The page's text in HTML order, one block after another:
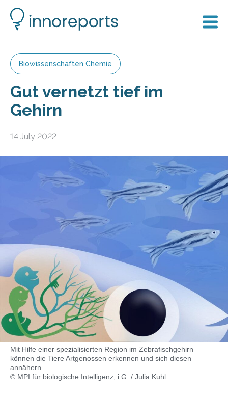
Biowissenschaften Chemie
Gut vernetzt tief im
Gehirn
14 July 2022
Mit Hilfe einer spezialisierten Region im Zebrafischgehirn
können die Tiere Artgenossen erkennen und sich diesen
annähern.
© MPI für biologische Intelligenz, i.G. / Julia Kuhl